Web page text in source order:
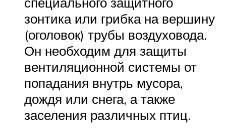
зонтика или грибка на вершину
(оголовок) трубы воздуховода.
Он необходим для защиты
вентиляционной системы от
попадания внутрь мусора,
дождя или снега, а также
заселения различных птиц.